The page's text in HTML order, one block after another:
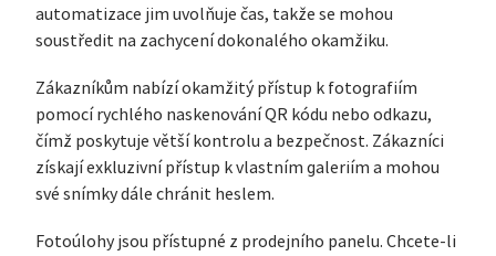
automatizace jim uvolňuje čas, takže se mohou
soustředit na zachycení dokonalého okamžiku.
Zákazníkům nabízí okamžitý přístup k fotografiím
pomocí rychlého naskenování QR kódu nebo odkazu,
čímž poskytuje větší kontrolu a bezpečnost. Zákazníci
získají exkluzivní přístup k vlastním galeriím a mohou
své snímky dále chránit heslem.
Fotoúlohy jsou přístupné z prodejního panelu. Chcete-li